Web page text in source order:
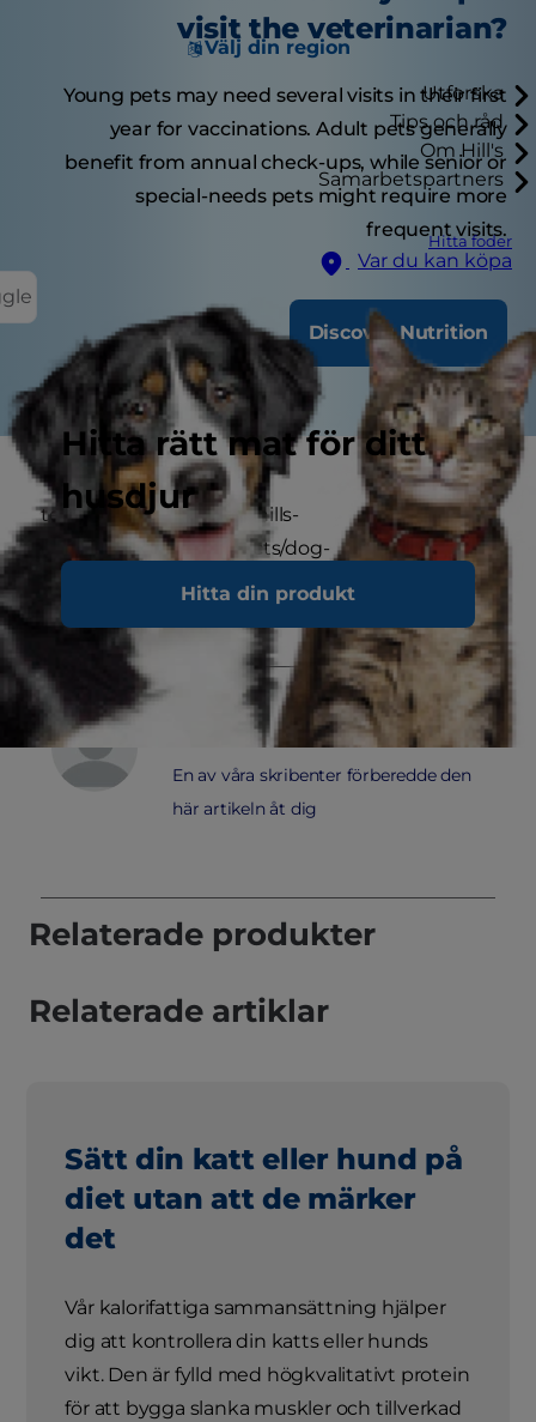
Välj din region
Utforska
Tips och råd
Om Hill's
Samarbetspartners
Hitta foder
Var du kan köpa
Hitta rätt mat för ditt
husdjur
Hitta din produkt
visit the veterinarian?
Young pets may need several visits in their first
year for vaccinations. Adult pets generally
benefit from annual check-ups, while senior or
special-needs pets might require more
frequent visits.
Discover Nutrition
tent/cp-sites-aem/hills/hills-
pet/sv_se/home/products/dog-
food.html#pd|canned|Pouch|Stew">
Skribent
En av våra skribenter förberedde den
här artikeln åt dig
Relaterade produkter
Relaterade artiklar
Sätt din katt eller hund på
diet utan att de märker
det
Vår kalorifattiga sammansättning hjälper
dig att kontrollera din katts eller hunds
vikt. Den är fylld med högkvalitativt protein
för att bygga slanka muskler och tillverkad